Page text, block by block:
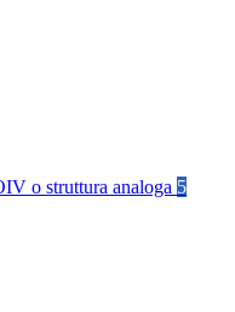
o struttura analoga 5